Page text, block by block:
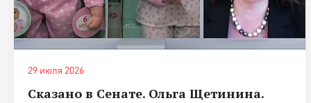
29 июля 2026
Сказано в Сенате. Ольга Щетинина.